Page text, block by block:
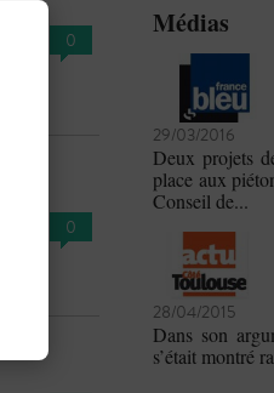
0
0
Médias
29/03/2016
Deux projets
place aux
Conseil de...
28/04/2015
Dans son
s’était montré